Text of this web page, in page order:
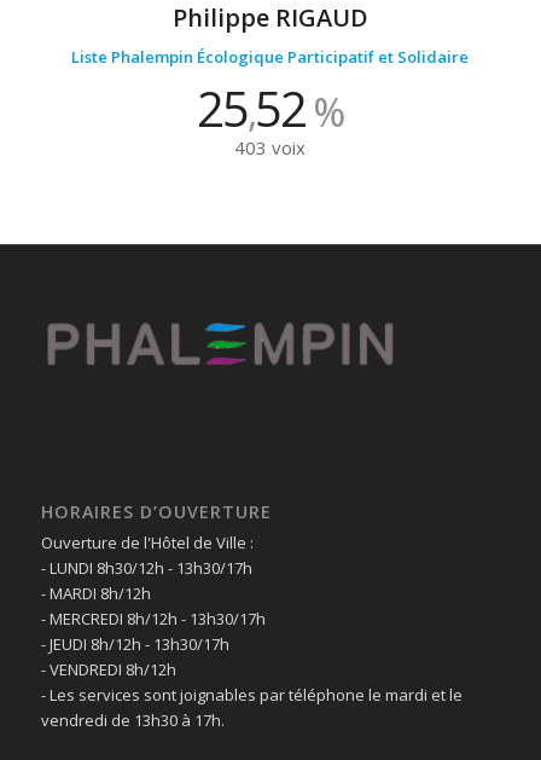
Philippe RIGAUD
Liste Phalempin Écologique Participatif et Solidaire
25,52%
403 voix
HORAIRES D’OUVERTURE
Ouverture de l'Hôtel de Ville :
- LUNDI 8h30/12h - 13h30/17h
- MARDI 8h/12h
- MERCREDI 8h/12h - 13h30/17h
- JEUDI 8h/12h - 13h30/17h
- VENDREDI 8h/12h
- Les services sont joignables par téléphone le mardi et le
vendredi de 13h30 à 17h.